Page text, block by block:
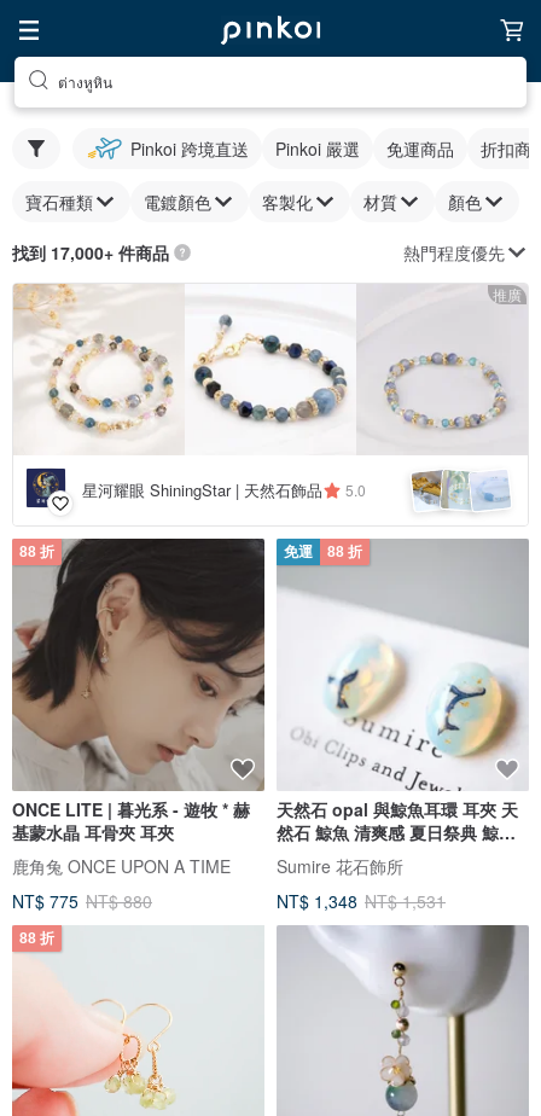
ต่างหูหิน
Pinkoi 跨境直送 Pinkoi 嚴選 免運商品 折扣商
寶石種類 電鍍顏色 客製化 材質 顏色
找到 17,000+ 件商品 熱門程度優先
推廣
星河耀眼 ShiningStar | 天然石飾品 5.0
88 折
ONCE LITE | 暮光系 - 遊牧 * 赫
基蒙水晶 耳骨夾 耳夾
鹿角兔 ONCE UPON A TIME
NT$ 775 NT$ 880
免運 88 折
天然石 opal 與鯨魚耳環 耳夾 天
然石 鯨魚 清爽感 夏日祭典 鯨魚
鯨 涼感
Sumire 花石飾所
NT$ 1,348 NT$ 1,531
88 折